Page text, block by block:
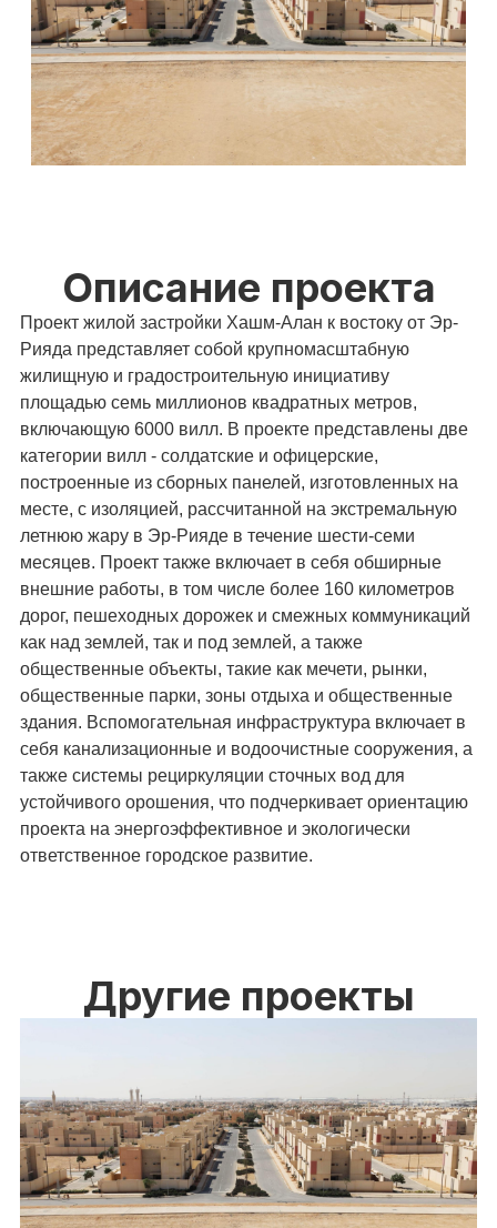
Описание проекта
Проект жилой застройки Хашм-Алан к востоку от Эр-
Рияда представляет собой крупномасштабную
жилищную и градостроительную инициативу
площадью семь миллионов квадратных метров,
включающую 6000 вилл. В проекте представлены две
категории вилл - солдатские и офицерские,
построенные из сборных панелей, изготовленных на
месте, с изоляцией, рассчитанной на экстремальную
летнюю жару в Эр-Рияде в течение шести-семи
месяцев. Проект также включает в себя обширные
внешние работы, в том числе более 160 километров
дорог, пешеходных дорожек и смежных коммуникаций
как над землей, так и под землей, а также
общественные объекты, такие как мечети, рынки,
общественные парки, зоны отдыха и общественные
здания. Вспомогательная инфраструктура включает в
себя канализационные и водоочистные сооружения, а
также системы рециркуляции сточных вод для
устойчивого орошения, что подчеркивает ориентацию
проекта на энергоэффективное и экологически
ответственное городское развитие.
Другие проекты